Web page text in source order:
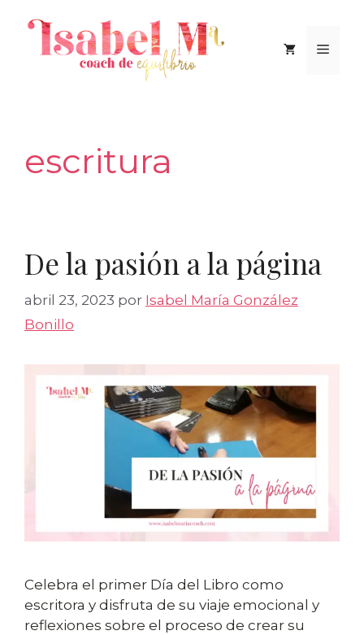
contenido
Menú
escritura
De la pasión a la página
abril 23, 2023 por Isabel María González
Bonillo
Celebra el primer Día del Libro como
escritora y disfruta de su viaje emocional y
reflexiones sobre el proceso de crear su